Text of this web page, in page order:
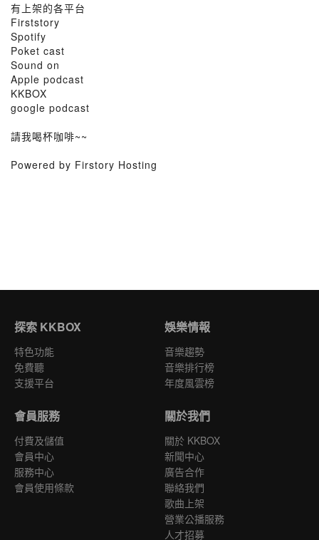
有上架的各平台
Firststory
Spotify
Poket cast
Sound on
Apple podcast
KKBOX
google podcast
請我喝杯咖啡~~
Powered by Firstory Hosting
探索 KKBOX
特色功能
免費聽
支援平台
娛樂情報
音樂趨勢
音樂排行榜
年度風雲榜
會員服務
付費及儲值
會員中心
服務中心
會員使用條款
關於我們
關於 KKBOX
新聞中心
廣告合作
聯絡我們
歌曲上架
營業公播服務
人才招募